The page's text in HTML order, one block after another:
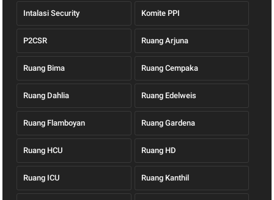
Intalasi Security Komite PPI
P2CSR Ruang Arjuna
Ruang Bima Ruang Cempaka
Ruang Dahlia Ruang Edelweis
Ruang Flamboyan Ruang Gardena
Ruang HCU Ruang HD
Ruang ICU Ruang Kanthil